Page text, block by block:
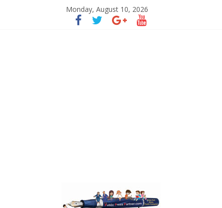
Monday, August 10, 2026